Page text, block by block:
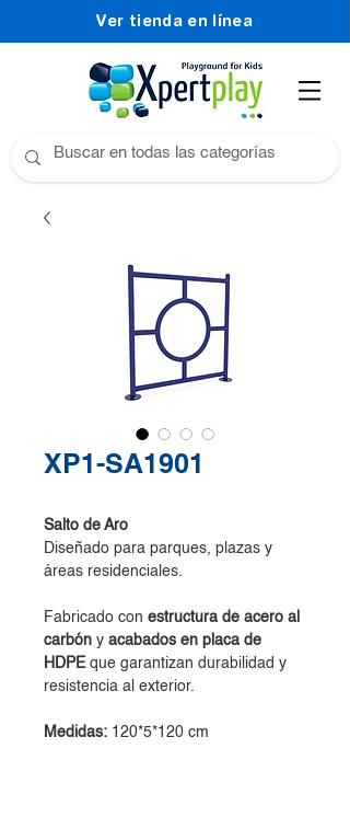
Ver tienda en línea
XP1-SA1901
Salto de Aro
Diseñado para parques, plazas y
áreas residenciales.
Fabricado con estructura de acero al
carbón y acabados en placa de
HDPEque garantizan durabilidad y
resistencia al exterior.
Medidas: 120*5*120 cm